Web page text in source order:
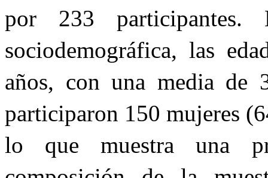
por 233
sociodemográfica, las
años, con una media de
participaron 150 mujeres
lo que muestra una